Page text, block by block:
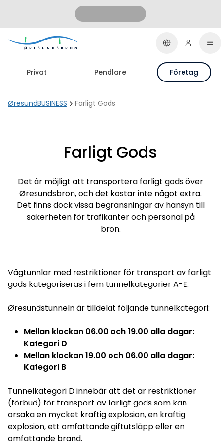
Privat Pendlare Företag
ØresundBUSINESS Farligt Gods
Farligt Gods
Det är möjligt att transportera farligt gods över
Øresundsbron, och det kostar inte något extra.
Det finns dock vissa begränsningar av hänsyn till
säkerheten för trafikanter och personal på
bron.
Vägtunnlar med restriktioner för transport av farligt
gods kategoriseras i fem tunnelkategorier A-E.
Øresundstunneln är tilldelat följande tunnelkategori:
Mellan klockan 06.00 och 19.00 alla dagar:
Kategori D
Mellan klockan 19.00 och 06.00 alla dagar:
Kategori B
Tunnelkategori D innebär att det är restriktioner
(förbud) för transport av farligt gods som kan
orsaka en mycket kraftig explosion, en kraftig
explosion, ett omfattande giftutsläpp eller en
omfattande brand.